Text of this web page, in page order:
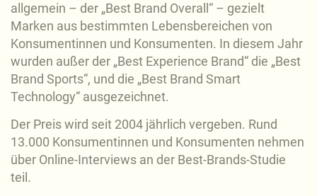
allgemein – der „Best Brand Overall“ – gezielt
Marken aus bestimmten Lebensbereichen von
Konsumentinnen und Konsumenten. In diesem Jahr
wurden außer der „Best Experience Brand“ die „Best
Brand Sports“, und die „Best Brand Smart
Technology“ ausgezeichnet.
Der Preis wird seit 2004 jährlich vergeben. Rund
13.000 Konsumentinnen und Konsumenten nehmen
über Online-Interviews an der Best-Brands-Studie
teil.